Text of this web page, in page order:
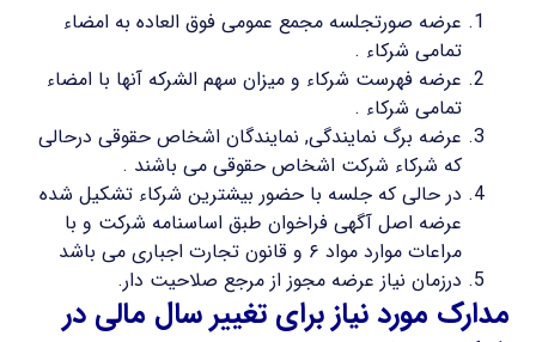
عرضه صورتجلسه مجمع عمومی فوق العاده به امضاء
تمامی شرکاء .
عرضه فهرست شرکاء و میزان سهم الشرکه آنها با امضاء
تمامی شرکاء .
عرضه برگ نمایندگی, نمایندگان اشخاص حقوقی درحالی
که شرکاء شرکت اشخاص حقوقی می باشند .
در حالی که جلسه با حضور بیشترین شرکاء تشکیل شده
عرضه اصل آگهی فراخوان طبق اساسنامه شرکت و با
مراعات موارد مواد ۶ و قانون تجارت اجباری می باشد
درزمان نیاز عرضه مجوز از مرجع صلاحیت دار.
مدارک مورد نیاز برای تغییر سال مالی در